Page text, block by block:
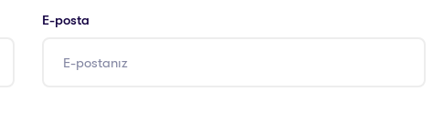
E-posta